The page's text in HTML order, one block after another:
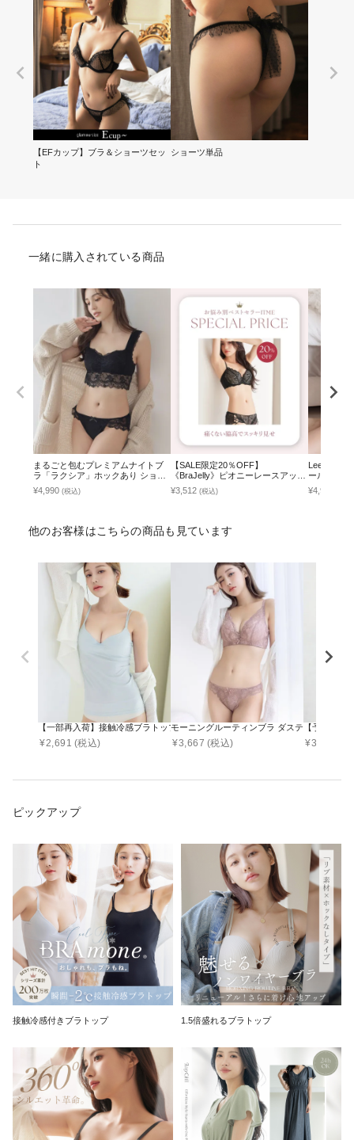
【EFカップ】ブラ＆ショーツセッ
ト
ショーツ単品
一緒に購入されている商品
まるごと包むプレミアムナイトブ
ラ「ラクシア」ホックあり ショー
ツセット
¥4,990 (税込)
【SALE限定20％OFF】
《BraJelly》ピオニーレースアップ
ブラ＆ショーツ
¥3,512 (税込)
Leene フ
ールブラ&
い脇高谷間
¥4,990
他のお客様はこちらの商品も見ています
【一部再入荷】接触冷感ブラトップ 深V型/U型/汗取りパッド付き 選べる3タイ
¥2,691 (税込)
モーニングルーティンブラ ダスティフルール
¥3,667 (税込)
【予約販売
¥3,290
ピックアップ
接触冷感付きブラトップ 1.5倍盛れるブラトップ